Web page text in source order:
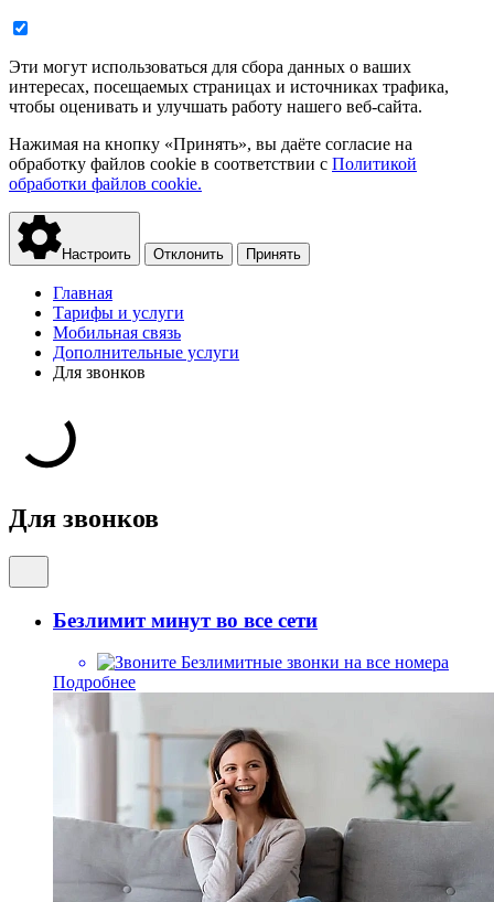
Эти могут использоваться для сбора данных о ваших
интересах, посещаемых страницах и источниках трафика,
чтобы оценивать и улучшать работу нашего веб-сайта.
Нажимая на кнопку «Принять», вы даёте согласие на
обработку файлов cookie в соответствии с Политикой
обработки файлов cookie.
Настроить Отклонить Принять
Главная
Тарифы и услуги
Мобильная связь
Дополнительные услуги
Для звонков
Для звонков
Безлимит минут во все сети
Безлимитные звонки на все номера
Подробнее